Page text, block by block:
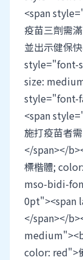
<span
疫苗三劑需
並出示健保
style="font-
size:
style="font-
<span
施打疫苗者
</span></
標楷體;
mso-bidi-
0pt"><span
</span></
color: red">